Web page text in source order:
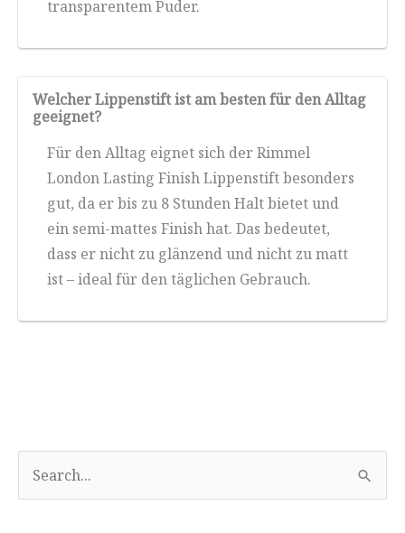
transparentem Puder.
Welcher Lippenstift ist am besten für den Alltag
geeignet?
Für den Alltag eignet sich der Rimmel
London Lasting Finish Lippenstift besonders
gut, da er bis zu 8 Stunden Halt bietet und
ein semi-mattes Finish hat. Das bedeutet,
dass er nicht zu glänzend und nicht zu matt
ist – ideal für den täglichen Gebrauch.